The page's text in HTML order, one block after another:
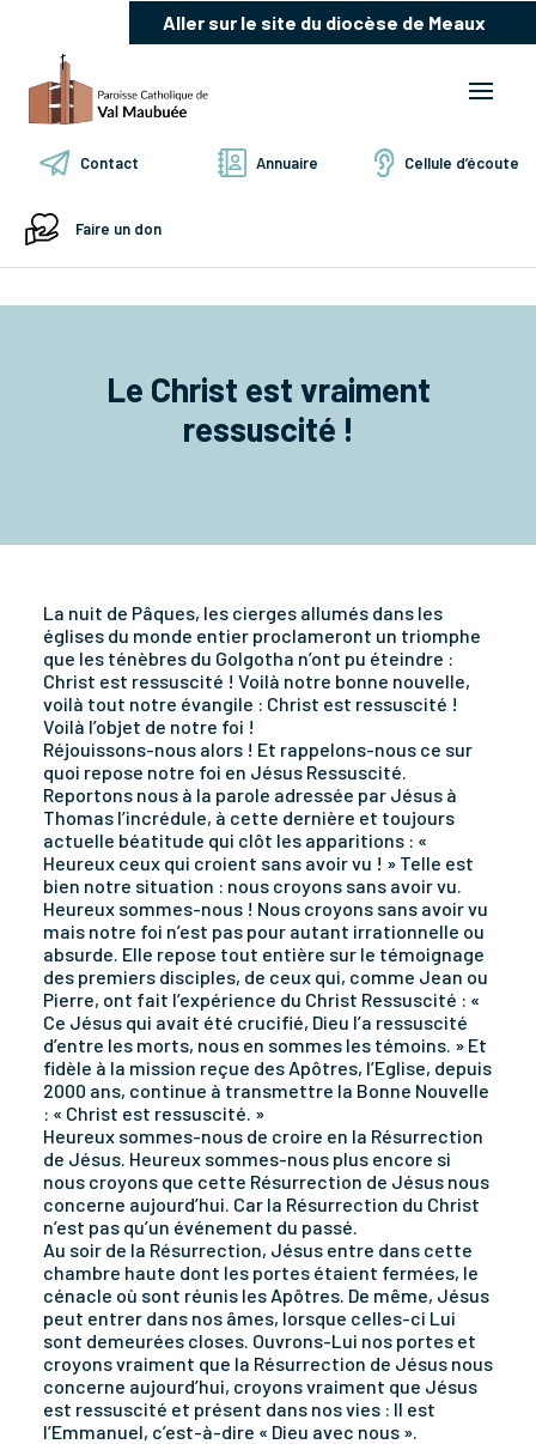
Aller sur le site du diocèse de Meaux
Contact Annuaire Cellule d’écoute
Faire un don
Le Christ est vraiment
ressuscité !
La nuit de Pâques, les cierges allumés dans les
églises du monde entier proclameront un triomphe
que les ténèbres du Golgotha n’ont pu éteindre :
Christ est ressuscité ! Voilà notre bonne nouvelle,
voilà tout notre évangile : Christ est ressuscité !
Voilà l’objet de notre foi !
Réjouissons-nous alors ! Et rappelons-nous ce sur
quoi repose notre foi en Jésus Ressuscité.
Reportons nous à la parole adressée par Jésus à
Thomas l’incrédule, à cette dernière et toujours
actuelle béatitude qui clôt les apparitions : «
Heureux ceux qui croient sans avoir vu ! » Telle est
bien notre situation : nous croyons sans avoir vu.
Heureux sommes-nous ! Nous croyons sans avoir vu
mais notre foi n’est pas pour autant irrationnelle ou
absurde. Elle repose tout entière sur le témoignage
des premiers disciples, de ceux qui, comme Jean ou
Pierre, ont fait l’expérience du Christ Ressuscité : «
Ce Jésus qui avait été crucifié, Dieu l’a ressuscité
d’entre les morts, nous en sommes les témoins. » Et
fidèle à la mission reçue des Apôtres, l’Eglise, depuis
2000 ans, continue à transmettre la Bonne Nouvelle
: « Christ est ressuscité. »
Heureux sommes-nous de croire en la Résurrection
de Jésus. Heureux sommes-nous plus encore si
nous croyons que cette Résurrection de Jésus nous
concerne aujourd’hui. Car la Résurrection du Christ
n’est pas qu’un événement du passé.
Au soir de la Résurrection, Jésus entre dans cette
chambre haute dont les portes étaient fermées, le
cénacle où sont réunis les Apôtres. De même, Jésus
peut entrer dans nos âmes, lorsque celles-ci Lui
sont demeurées closes. Ouvrons-Lui nos portes et
croyons vraiment que la Résurrection de Jésus nous
concerne aujourd’hui, croyons vraiment que Jésus
est ressuscité et présent dans nos vies : Il est
l’Emmanuel, c’est-à-dire « Dieu avec nous ».